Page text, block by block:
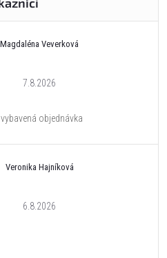
Magdaléna Veverková
7.8.2026
objednávka
Veronika Hajníková
6.8.2026